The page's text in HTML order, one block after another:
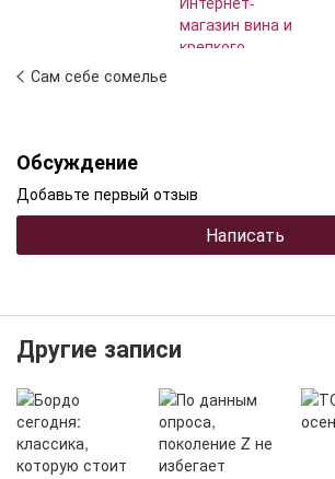
Сам себе сомелье
Обсуждение
Добавьте первый отзыв
Написать
Другие записи